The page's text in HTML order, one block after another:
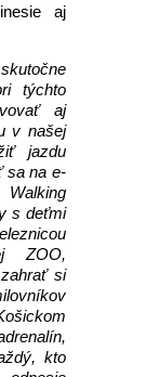
aj
týchto
aj
v našej
jazdu
sa na e-
s deťmi
ZOO,
si
kto